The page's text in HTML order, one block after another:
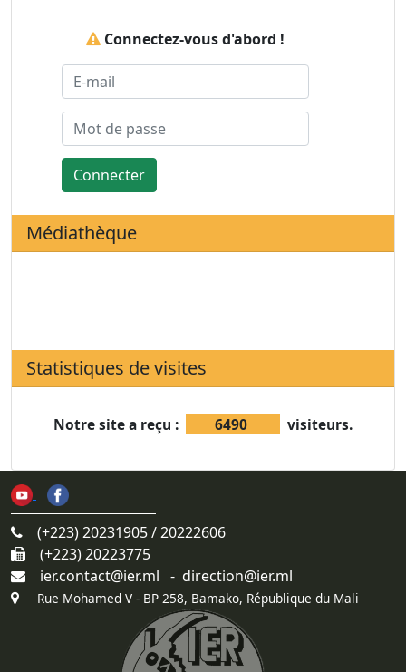
Connectez-vous d'abord !
Connecter
Médiathèque
Statistiques de visites
Notre site a reçu : 6490 visiteurs.
(+223) 20231905 / 20222606
(+223) 20223775
ier.contact@ier.ml - direction@ier.ml
Rue Mohamed V - BP 258, Bamako, République du Mali